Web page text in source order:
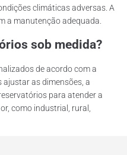
climáticas adversas. A
a manutenção adequada.
sob medida?
de acordo com a
ajustar as dimensões, a
para atender a
como industrial, rural,